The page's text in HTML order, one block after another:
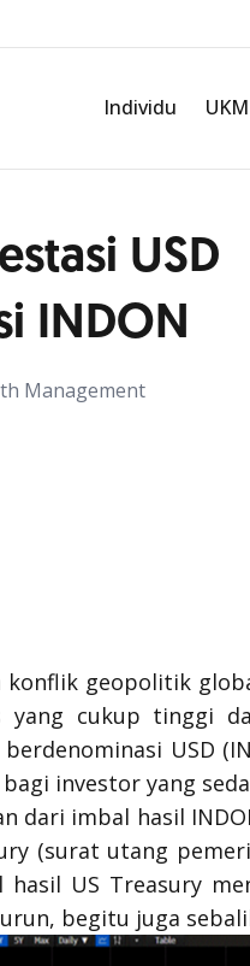
Individu UKM
USD
INDON
Management
konflik geopolitik
yang cukup tinggi
berdenominasi USD
investor yang
dari imbal hasil
(surat utang
hasil US Treasury
begitu juga